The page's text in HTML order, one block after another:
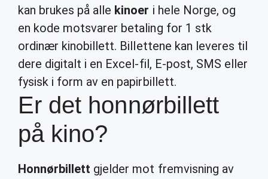
kan brukes på alle kinoer i hele Norge, og
en kode motsvarer betaling for 1 stk
ordinær kinobillett. Billettene kan leveres til
dere digitalt i en Excel-fil, E-post, SMS eller
fysisk i form av en papirbillett.
Er det honnørbillett
på kino?
Honnørbillett gjelder mot fremvisning av